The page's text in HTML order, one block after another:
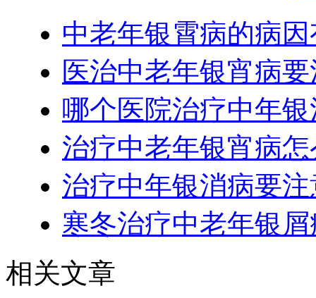
中老年银霄病的病
医治中老年银宵病
哪个医院治疗中年
治疗中老年银宵病
治疗中年银消病要
寒冬治疗中老年银
相关文章